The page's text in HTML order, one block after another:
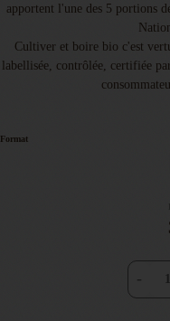
apportent l'une des 5 portions
Cultiver et boire bio c'est
labellisée, contrôlée, certifiée
Format
-